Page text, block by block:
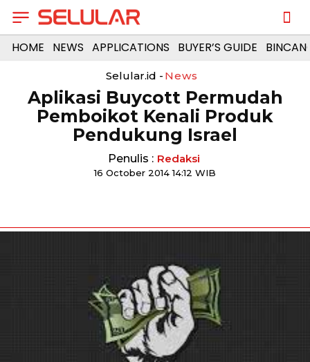
HOME NEWS APPLICATIONS BUYER’S GUIDE
Selular.id - News
Aplikasi Buycott Permudah
Pemboikot Kenali Produk
Pendukung Israel
Penulis : Redaksi
16 October 2014 14:12 WIB